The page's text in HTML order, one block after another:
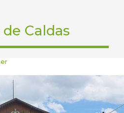
Caldas